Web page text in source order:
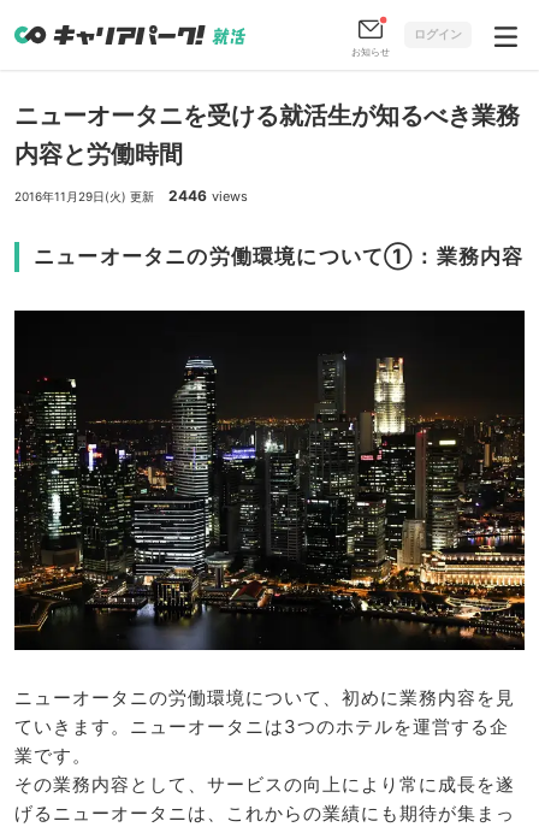
お知らせ
ログイン
ニューオータニを受ける就活生が知るべき業務
内容と労働時間
2016年11月29日(火) 更新 2446 views
ニューオータニの労働環境について①：業務内容
ニューオータニの労働環境について、初めに業務内容を見
ていきます。ニューオータニは3つのホテルを運営する企
業です。
その業務内容として、サービスの向上により常に成長を遂
げるニューオータニは、これからの業績にも期待が集まっ